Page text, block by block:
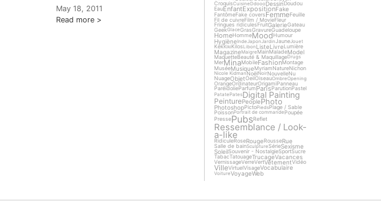
May 18, 2011
Read more
CroquisCuisineDdoooDessinDoudou
EauEnfantExpositionFake
FantômeFake coversFemmeFeuille
Fil de cuivreFilm / MovieFleur
Fringues ridiculesFruitGalerieGateau
GeekGlaceGrasGravureGuadeloupe
HomeHommeMoodHumour
HygièneInde Japon JardinJaune Jouet
KekKikiKilosLibon ListeLivreLumière
MagazineMaigre MainMaladeModel
MaquetteBeauté & MaquillageDrugs
MerMinaMobileFashionMontage
MuséeMusiqueMyriamNatureNichon
Nicole KidmanNoëlNoirNouvelleNu
NuageObjetOeilOiseauOmbreOpening
OrangeOrdinateurOrigamiPanneau
ParéidolieParfumParisParutionPastel
PatatePatesDigital Painting
PeinturePeoplePhoto
PhotoshopPictoPiedsPlage / Sable
PoissonPortrait de commande Poupée
PressePubsReflet
Ressemblance / Look-
a-like
RidiculeRoseRougeRousseRue
Salle de bainSculptureSérieSexisme
SoleilSouvenir - NostalgieSportSucre
TabacTatouageTrucageVacances
VernissageVerreVertVêtementVidéo
VilleVirtuelVisageVocabulaire
VoitureVoyageWeb